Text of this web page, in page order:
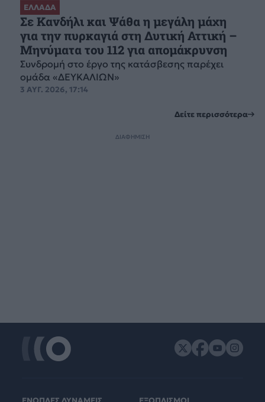
ΕΛΛΑΔΑ
Σε Κανδήλι και Ψάθα η μεγάλη μάχη
για την πυρκαγιά στη Δυτική Αττική –
Μηνύματα του 112 για απομάκρυνση
Συνδρομή στο έργο της κατάσβεσης παρέχει
ομάδα «ΔΕΥΚΑΛΙΩΝ»
3 ΑΥΓ. 2026, 17:14
Δείτε περισσότερα
ΔΙΑΦΗΜΙΣΗ